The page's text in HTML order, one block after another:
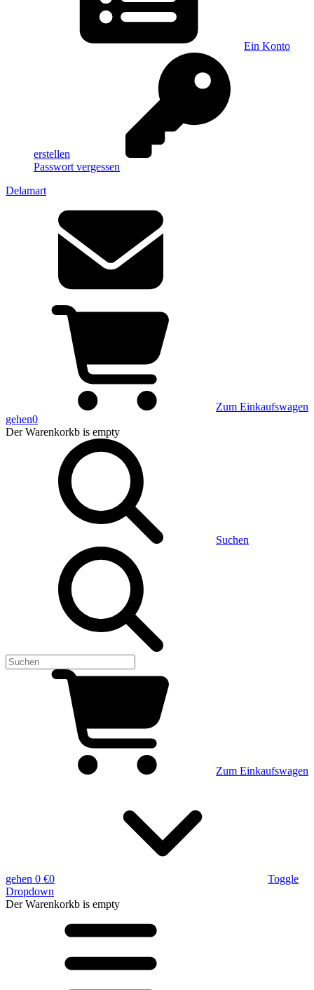
Ein Konto
erstellen
Passwort vergessen
Delamart
Zum Einkaufswagen
gehen0
Der Warenkorkb is empty
Suchen
Zum Einkaufswagen
gehen 0 €0
Toggle
Dropdown
Der Warenkorkb is empty